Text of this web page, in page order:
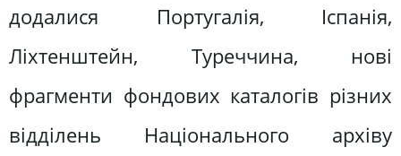
додалися Португалія, Іспанія,
Ліхтенштейн, Туреччина, нові
фрагменти фондових каталогів різних
відділень Національного архіву